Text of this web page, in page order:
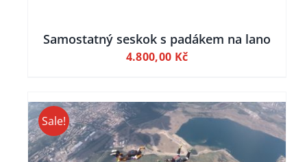
Samostatný seskok s padákem na lano
4.800,00 Kč
Sale!